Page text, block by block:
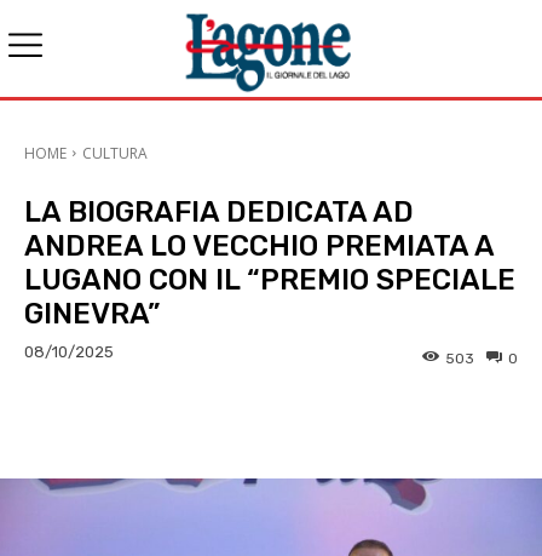
HOME CULTURA
LA BIOGRAFIA DEDICATA AD
ANDREA LO VECCHIO PREMIATA A
LUGANO CON IL “PREMIO SPECIALE
GINEVRA”
08/10/2025 0
503